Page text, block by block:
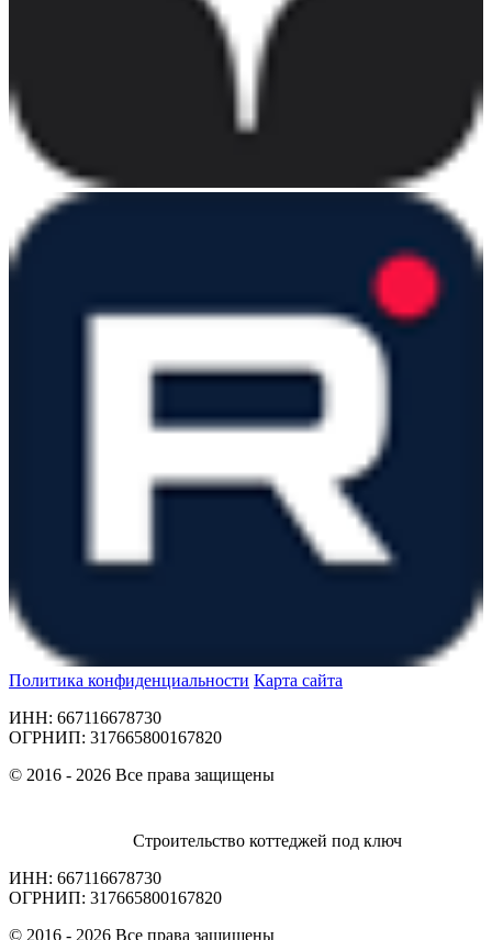
Политика конфиденциальности Карта сайта
ИНН: 667116678730
ОГРНИП: 317665800167820
© 2016 - 2026 Все права защищены
Строительство коттеджей под ключ
ИНН: 667116678730
ОГРНИП: 317665800167820
© 2016 - 2026 Все права защищены